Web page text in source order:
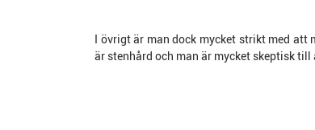
I övrigt är man dock mycket strikt med
är stenhård och man är mycket skeptisk